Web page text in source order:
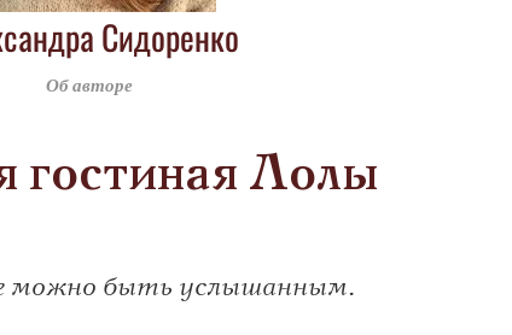
Сидоренко
Об авторе
гостиная Лолы
можно быть услышанным.